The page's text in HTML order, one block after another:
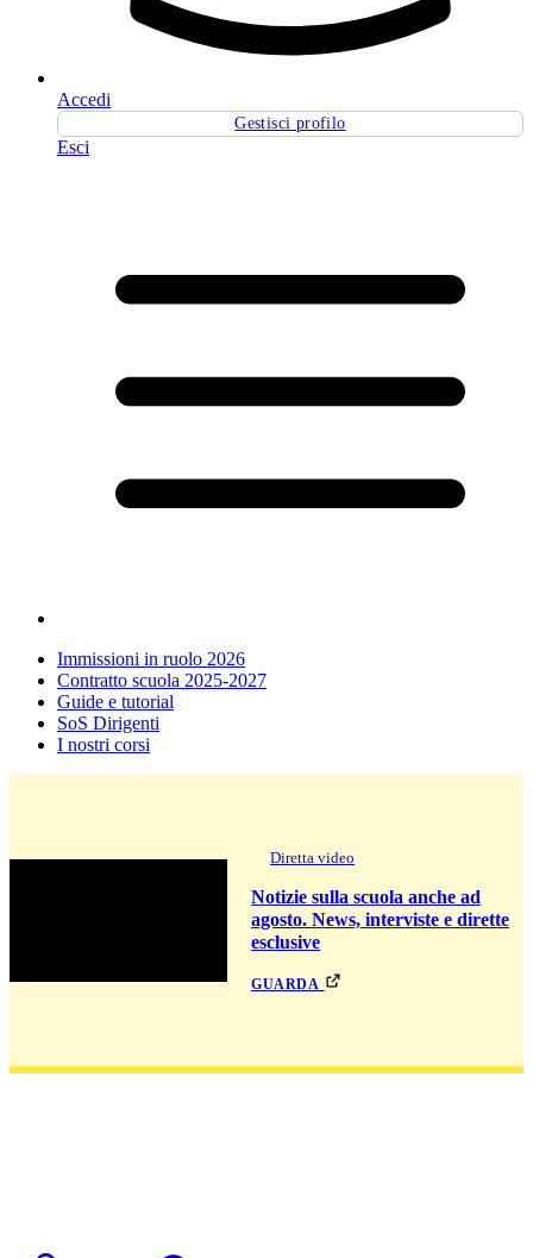
Accedi
Gestisci profilo
Esci
Immissioni in ruolo 2026
Contratto scuola 2025-2027
Guide e tutorial
SoS Dirigenti
I nostri corsi
Diretta video
Notizie sulla scuola anche ad
agosto. News, interviste e dirette
esclusive
guarda